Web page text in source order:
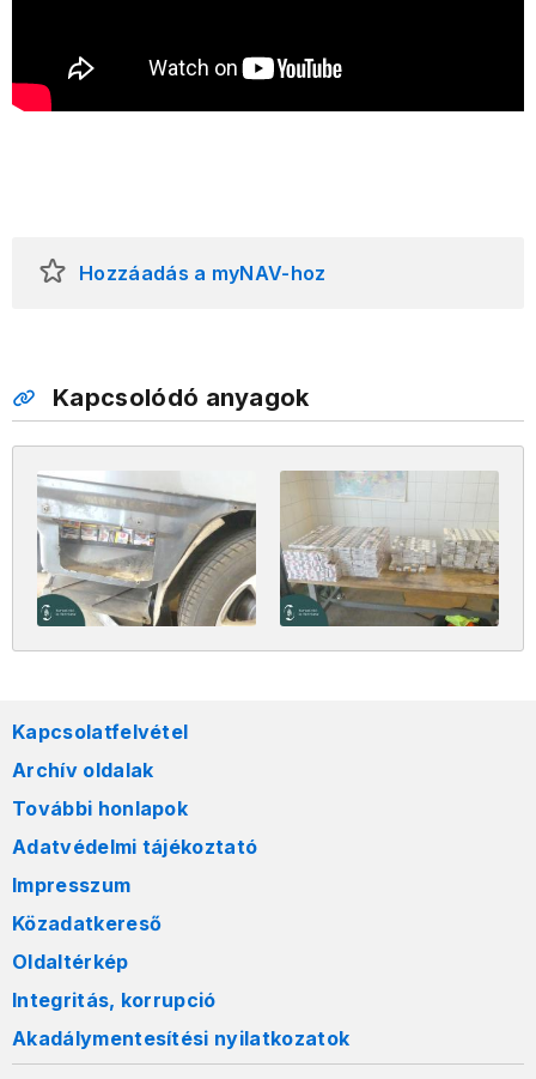
Hozzáadás a myNAV-hoz
Kapcsolódó anyagok
Kapcsolatfelvétel
Archív oldalak
További honlapok
Adatvédelmi tájékoztató
Impresszum
Közadatkereső
Oldaltérkép
Integritás, korrupció
Akadálymentesítési nyilatkozatok